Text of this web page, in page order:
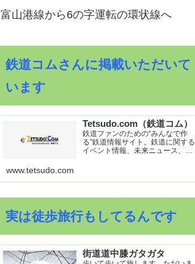
富山港線から6の字運転の環状線へ
鉄道コムさんに掲載いただいて
います
Tetsudo.com（鉄道コム）
鉄道ファンのための“みんなで作
る”鉄道情報サイト。鉄道に関する
イベント情報、未来ニュース、車
ク集や、参加型ゲーム「駅つなゲ
www.tetsudo.com
実は徒歩旅行もしてるんです
街道道中膝ガタガタ